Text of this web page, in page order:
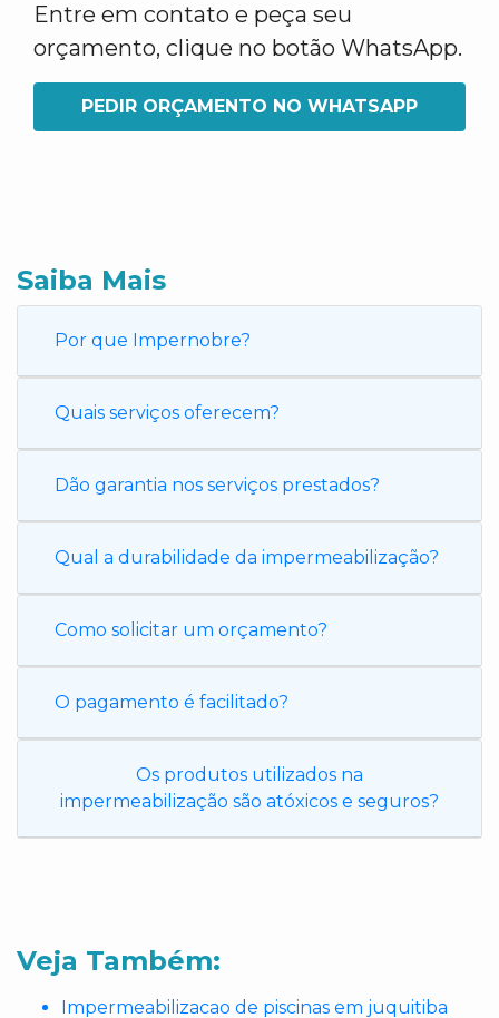
Entre em contato e peça seu
orçamento, clique no botão WhatsApp.
PEDIR ORÇAMENTO NO WHATSAPP
Saiba Mais
Por que Impernobre?
Quais serviços oferecem?
Dão garantia nos serviços prestados?
Qual a durabilidade da impermeabilização?
Como solicitar um orçamento?
O pagamento é facilitado?
Os produtos utilizados na
impermeabilização são atóxicos e seguros?
Veja Também:
Impermeabilizacao de piscinas em juquitiba